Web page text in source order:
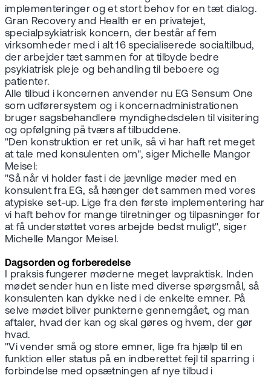
implementeringer og et stort behov for en tæt dialog.
Gran Recovery and Health er en privatejet,
specialpsykiatrisk koncern, der består af fem
virksomheder med i alt 16 specialiserede socialtilbud,
der arbejder tæt sammen for at tilbyde bedre
psykiatrisk pleje og behandling til beboere og
patienter.
Alle tilbud i koncernen anvender nu EG Sensum One
som udførersystem og i koncernadministrationen
bruger sagsbehandlere myndighedsdelen til visitering
og opfølgning på tværs af tilbuddene.
"Den konstruktion er ret unik, så vi har haft ret meget
at tale med konsulenten om", siger Michelle Mangor
Meisel:
"Så når vi holder fast i de jævnlige møder med en
konsulent fra EG, så hænger det sammen med vores
atypiske set-up. Lige fra den første implementering har
vi haft behov for mange tilretninger og tilpasninger for
at få understøttet vores arbejde bedst muligt", siger
Michelle Mangor Meisel.
Dagsorden og forberedelse
I praksis fungerer møderne meget lavpraktisk. Inden
mødet sender hun en liste med diverse spørgsmål, så
konsulenten kan dykke ned i de enkelte emner. På
selve mødet bliver punkterne gennemgået, og man
aftaler, hvad der kan og skal gøres og hvem, der gør
hvad.
"Vi vender små og store emner, lige fra hjælp til en
funktion eller status på en indberettet fejl til sparring i
forbindelse med opsætningen af nye tilbud i